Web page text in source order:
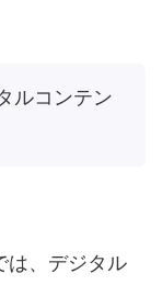
ルコンテン
は、デジタル